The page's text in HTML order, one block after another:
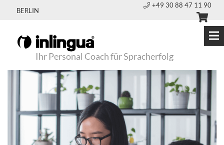
BERLIN
+49 30 88 47 11 90
Ihr Personal Coach für Spracherfolg